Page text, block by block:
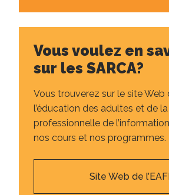
Vous voulez en
sur les SARCA?
Vous trouverez sur le site Web
l’éducation des adultes et de
professionnelle de
nos cours et nos programmes.
Site Web de